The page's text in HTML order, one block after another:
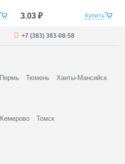
Купить
3.03 ₽
+7 (383) 383-08-58
Пермь Тюмень Ханты-Мансийск
Кемерово Томск